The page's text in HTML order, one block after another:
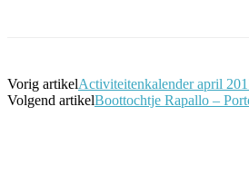
Vorig artikelActiviteitenkalender april
Volgend artikelBoottochtje Rapallo –